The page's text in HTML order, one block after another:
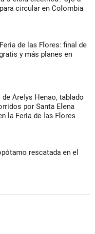
circular en Colombia
de las Flores: final de
y más planes en
Arelys Henao, tablado
por Santa Elena
la Feria de las Flores
rescatada en el